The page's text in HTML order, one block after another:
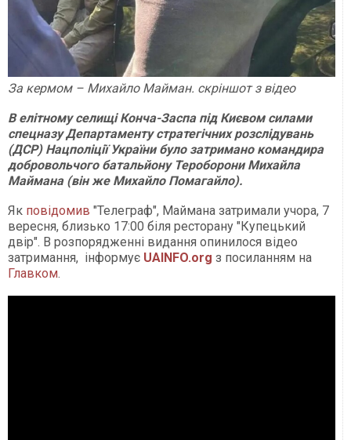
За кермом – Михайло Майман. скріншот з відео
В елітному селищі Конча-Заспа під Києвом силами
спецназу Департаменту стратегічних розслідувань
(ДСР) Нацполіції України було затримано командира
добровольчого батальйону Тероборони Михайла
Маймана (він же Михайло Помагайло).
Як повідомив "Телеграф", Маймана затримали учора, 7
вересня, близько 17:00 біля ресторану "Купецький
двір". В розпорядженні видання опинилося відео
затримання, інформує UAINFO.org з посиланням на
Главком.